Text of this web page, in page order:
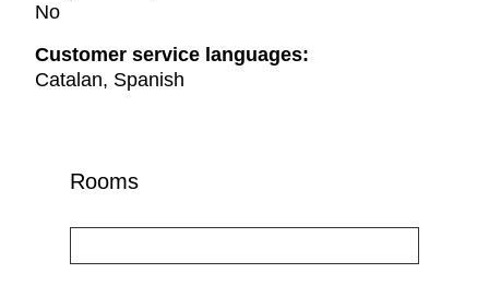
No
Customer service languages:
Catalan, Spanish
Rooms